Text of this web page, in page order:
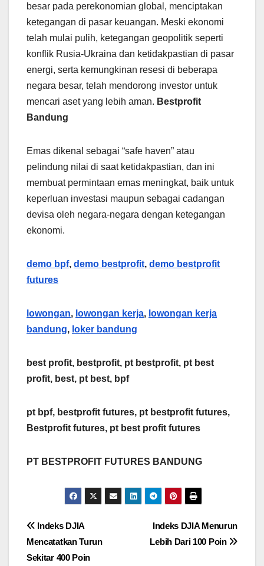
besar pada perekonomian global, menciptakan
ketegangan di pasar keuangan. Meski ekonomi
telah mulai pulih, ketegangan geopolitik seperti
konflik Rusia-Ukraina dan ketidakpastian di pasar
energi, serta kemungkinan resesi di beberapa
negara besar, telah mendorong investor untuk
mencari aset yang lebih aman. Bestprofit
Bandung
Emas dikenal sebagai “safe haven” atau
pelindung nilai di saat ketidakpastian, dan ini
membuat permintaan emas meningkat, baik untuk
keperluan investasi maupun sebagai cadangan
devisa oleh negara-negara dengan ketegangan
ekonomi.
demo bpf, demo bestprofit, demo bestprofit
futures
lowongan, lowongan kerja, lowongan kerja
bandung, loker bandung
best profit, bestprofit, pt bestprofit, pt best
profit, best, pt best, bpf
pt bpf, bestprofit futures, pt bestprofit futures,
Bestprofit futures, pt best profit futures
PT BESTPROFIT FUTURES BANDUNG
Post
navigation
Indeks DJIA Menurun
Lebih Dari 100 Poin
Indeks DJIA
Mencatatkan Turun
Sekitar 400 Poin